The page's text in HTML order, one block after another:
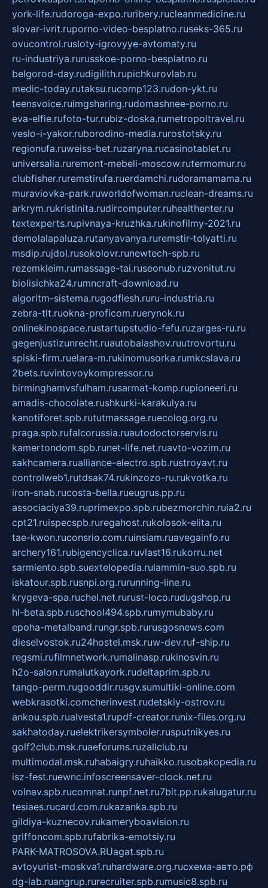
york-life.rudoroga-expo.ruribery.rucleanmedicine.ru
slovar-ivrit.ruporno-video-besplatno.ruseks-365.ru
ovucontrol.rusloty-igrovyye-avtomaty.ru
ru-industriya.rurusskoe-porno-besplatno.ru
belgorod-day.rudigilith.rupichkurovlab.ru
medic-today.rutaksu.rucomp123.rudon-ykt.ru
teensvoice.ruimgsharing.rudomashnee-porno.ru
eva-elfie.rufoto-tur.rubiz-doska.rumetropoltravel.ru
veslo-i-yakor.ruborodino-media.rurostotsky.ru
regionufa.ruweiss-bet.ruzaryna.rucasinotablet.ru
universalia.ruremont-mebeli-moscow.rutermomur.ru
clubfisher.ruremstirufa.ruerdamchi.rudoramamama.ru
muraviovka-park.ruworldofwoman.ruclean-dreams.ru
arkrym.rukristinita.rudircomputer.ruhealthenter.ru
textexperts.rupivnaya-kruzhka.rukinofilmy-2021.ru
demolalapaluza.rutanyavanya.ruremstir-tolyatti.ru
msdip.rujdol.rusokolovr.runewtech-spb.ru
rezemkleim.rumassage-tai.ruseonub.ruzvonitut.ru
biolisichka24.rumncraft-download.ru
algoritm-sistema.rugodflesh.ruru-industria.ru
zebra-tlt.ruokna-proficom.ruerynok.ru
onlinekinospace.rustartupstudio-fefu.ruzarges-ru.ru
gegenjustizunrecht.ruautobalashov.ruutrovortu.ru
spiski-firm.ruelara-m.rukinomusorka.rumkcslava.ru
2bets.ruvintovoykompressor.ru
birminghamvsfulham.rusarmat-komp.rupioneeri.ru
amadis-chocolate.rushkurki-karakulya.ru
kanotiforet.spb.rututmassage.ruecolog.org.ru
praga.spb.rufalcorussia.ruautodoctorservis.ru
kamertondom.spb.runet-life.net.ruavto-vozim.ru
sakhcamera.rualliance-electro.spb.rustroyavt.ru
controlweb1.rutdsak74.rukinzozo-ru.rukvotka.ru
iron-snab.rucosta-bella.rueugrus.pp.ru
associaciya39.ruprimexpo.spb.rubezmorchin.ruia2.ru
cpt21.ruispecspb.ruregahost.rukolosok-elita.ru
tae-kwon.ruconsrio.com.ruinsiam.ruavegainfo.ru
archery161.rubigencyclica.ruvlast16.rukorru.net
sarmiento.spb.suextelopedia.rulammin-suo.spb.ru
iskatour.spb.rusnpi.org.rurunning-line.ru
krygeva-spa.ruchel.net.rurust-loco.rudugshop.ru
hl-beta.spb.ruschool494.spb.rumymubaby.ru
epoha-metalband.rungr.spb.rurusgosnews.com
dieselvostok.ru24hostel.msk.ruw-dev.ruf-ship.ru
regsmi.rufilmnetwork.rumalinasp.rukinosvin.ru
h2o-salon.rumalutkayork.rudeltaprim.spb.ru
tango-perm.rugooddir.rusgv.sumultiki-online.com
webkrasotki.comcherinvest.rudetskiy-ostrov.ru
ankou.spb.rualvesta1.rupdf-creator.runix-files.org.ru
sakhatoday.ruelektrikersymboler.rusputnikyes.ru
golf2club.msk.ruaeforums.ruzallclub.ru
multimodal.msk.ruhabaigry.ruhaikko.rusobakopedia.ru
isz-fest.ruewnc.infoscreensaver-clock.net.ru
volnav.spb.rucomnat.runpf.net.ru7bit.pp.rukalugatur.ru
tesiaes.rucard.com.rukazanka.spb.ru
gildiya-kuznecov.rukameryboavision.ru
griffoncom.spb.rufabrika-emotsiy.ru
PARK-MATROSOVA.RUagat.spb.ru
avtoyurist-moskva1.ruhardware.org.ruсхема-авто.рф
dg-lab.ruangrup.rurecruiter.spb.rumusic8.spb.ru